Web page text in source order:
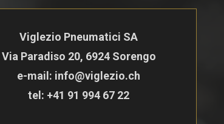
Viglezio Pneumatici SA
Via Paradiso 20, 6924 Sorengo
e-mail: info@viglezio.ch
tel: +41 91 994 67 22